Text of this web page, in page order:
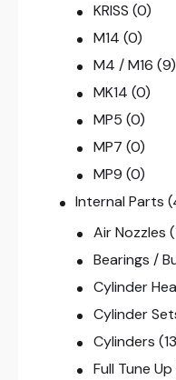
KRISS (0)
M14 (0)
M4 / M16 (9)
MK14 (0)
MP5 (0)
MP7 (0)
MP9 (0)
Internal Parts
Air Nozzles
Bearings /
Cylinder
Cylinder
Cylinders
Full Tune Up